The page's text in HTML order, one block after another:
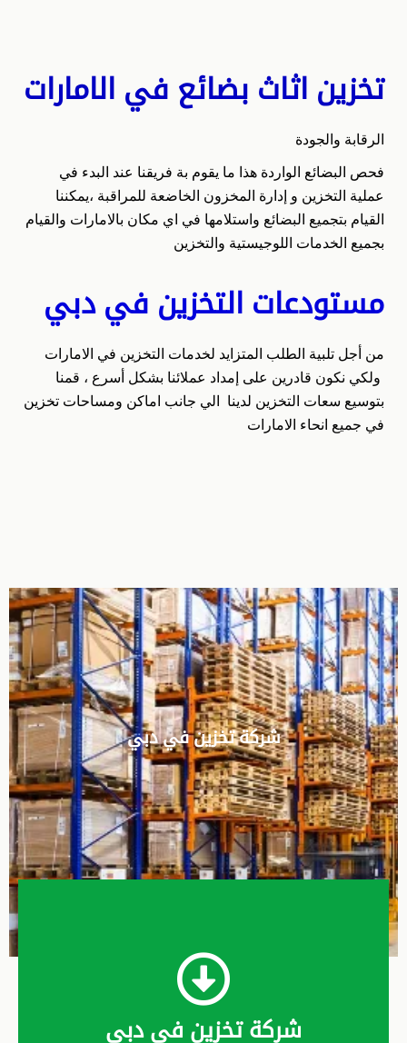
تخزين اثاث بضائع في الامارات
الرقابة والجودة
فحص البضائع الواردة هذا ما يقوم بة فريقنا عند البدء في
عملية التخزين و إدارة المخزون الخاضعة للمراقبة ،يمكننا
القيام بتجميع البضائع واستلامها في اي مكان بالامارات والقيام
بجميع الخدمات اللوجيستية والتخزين
مستودعات التخزين في دبي
من أجل تلبية الطلب المتزايد لخدمات التخزين في الامارات
ولكي نكون قادرين على إمداد عملائنا بشكل أسرع ، قمنا
بتوسيع سعات التخزين لدينا الي جانب اماكن ومساحات تخزين
في جميع انحاء الامارات
شركة تخزين في دبي
شركة تخزين في دبي